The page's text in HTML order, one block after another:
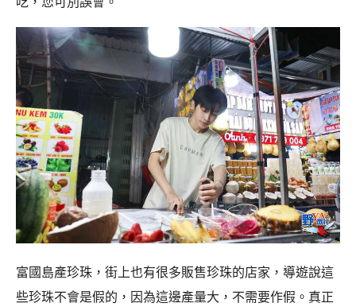
富國島產珍珠，街上也有很多販售珍珠的店家，導遊說這
些珍珠不會是假的，因為這邊產量大，不需要作假。真正